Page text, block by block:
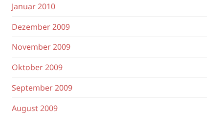
Januar 2010
Dezember 2009
November 2009
Oktober 2009
September 2009
August 2009